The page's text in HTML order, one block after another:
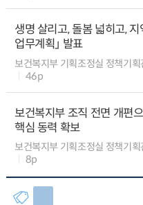
생명 살리고, 돌봄 넓히고,
업무계획」 발표
보건복지부 기획조정실 정책기
46p
보건복지부 조직 전면 개편
핵심 동력 확보
보건복지부 기획조정실 정책기
8p